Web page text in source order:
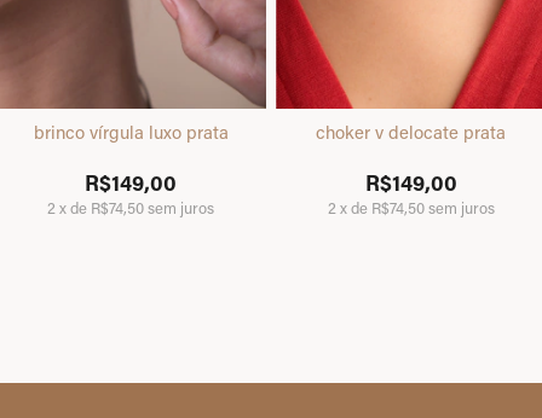
brinco vírgula luxo prata
R$149,00
2xde R$74,50sem juros
choker v delocate prata
R$149,00
2xde R$74,50sem juros